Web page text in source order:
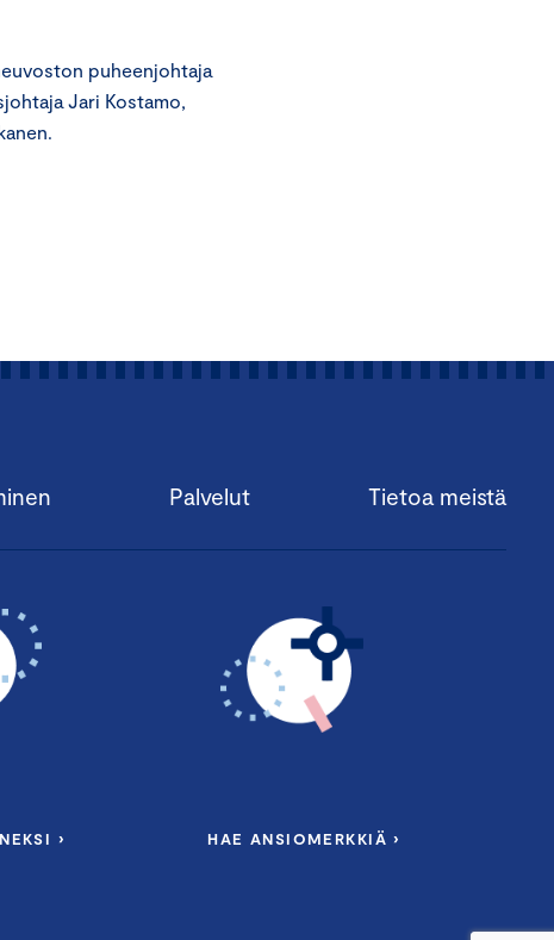
puheenjohtaja
Jari Kostamo,
Palvelut Tietoa meistä
› HAE ANSIOMERKKIÄ ›